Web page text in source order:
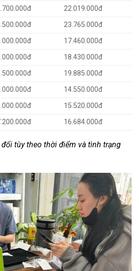
22.019.000đ
23.765.000đ
17.460.000đ
18.430.000đ
19.885.000đ
14.550.000đ
15.520.000đ
16.684.000đ
tùy theo thời điểm và tình trạng